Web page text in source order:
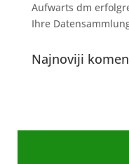
Aufwarts dm
Ihre
Najnoviji